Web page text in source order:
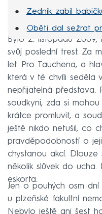
Zedník zabil
Oběti dal sežrat
Zavraždil nevlastní
Devět dní žil s
Bylo 2. listopadu 2009,
svůj poslední trest. Za
let. Pro Tauchena, a
která v té chvíli seděla
nepřijatelná představa.
soudkyni, zda si
krátce promluvit, a
ještě nikdo netušil, co
pravděpodobností o
chystanou akcí. Dlouze
několik slůvek do ucha.
eskorta.
Jen o pouhých osm dní
u plzeňské fakultní
Nebylo ještě ani šest